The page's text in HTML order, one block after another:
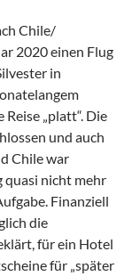
Chile/
2020 einen Flug
in
„platt“. Die
und auch
Chile war
quasi nicht mehr
Finanziell
die
für ein Hotel
für „später